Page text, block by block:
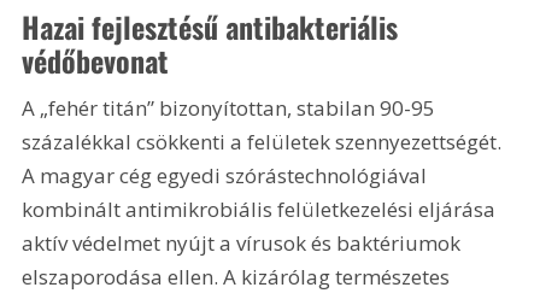
Hazai fejlesztésű antibakteriális
védőbevonat
A „fehér titán” bizonyítottan, stabilan 90-95
százalékkal csökkenti a felületek szennyezettségét.
A magyar cég egyedi szórástechnológiával
kombinált antimikrobiális felületkezelési eljárása
aktív védelmet nyújt a vírusok és baktériumok
elszaporodása ellen. A kizárólag természetes